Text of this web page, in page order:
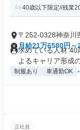
40歳以下限定//残業
〒252-0328神奈川
月給21万6580円～
求めている人材 40
よるキャリア形成
制服あり 車通勤OK
正社員